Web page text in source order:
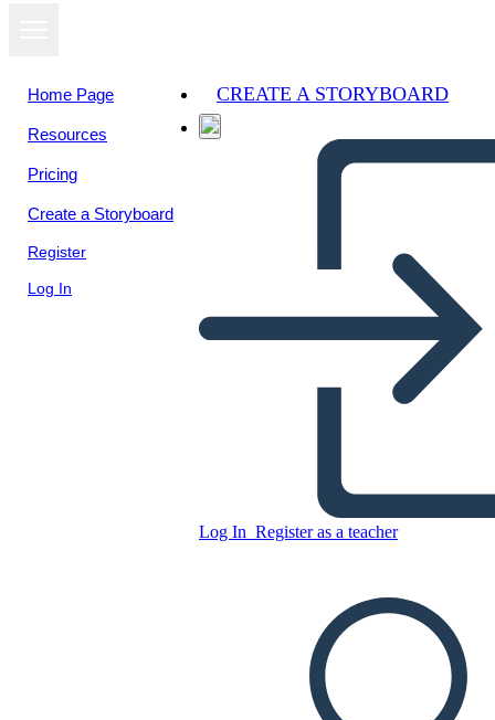
Home Page
Resources
Pricing
Create a Storyboard
Register
Log In
CREATE A STORYBOARD
Log In Register as a teacher
Untitled Storyboard
CREATE A STORYBOARD
PLAY SLIDESHOW
READ TO ME
View as
slideshow